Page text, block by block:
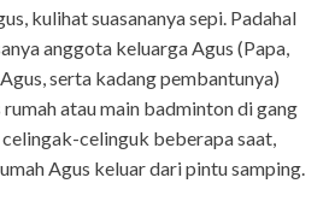
kulihat suasananya sepi. Padahal
anggota keluarga Agus (Papa,
serta kadang pembantunya)
atau main badminton di gang
celingak-celinguk beberapa saat,
Agus keluar dari pintu samping.